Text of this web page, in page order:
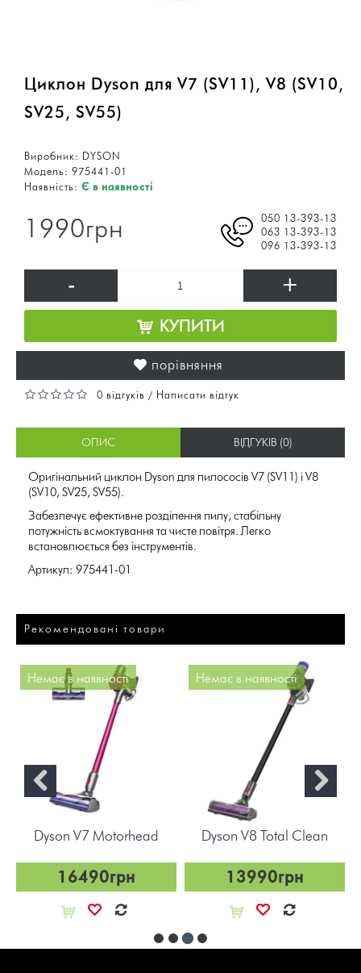
Циклон Dyson для V7 (SV11), V8 (SV10,
SV25, SV55)
Виробник: DYSON
Модель: 975441-01
Наявність: Є в наявності
050 13-393-13
063 13-393-13
096 13-393-13
1990грн
- +
КУПИТИ
порівняння
0 відгуків / Написати відгук
ОПИС ВІДГУКІВ (0)
Оригінальний циклон Dyson для пилососів V7 (SV11) і V8
(SV10, SV25, SV55).
Забезпечує ефективне розділення пилу, стабільну
потужність всмоктування та чисте повітря. Легко
встановлюється без інструментів.
Артикул: 975441-01
Рекомендовані товари
Немає в наявності
Dyson V7 Motorhead
16490грн
Немає в наявності
Dyson V8 Total Clean
13990грн